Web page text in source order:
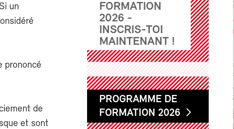
un
prononcé
de
et sont
FORMATION
2026 -
INSCRIS-TOI
MAINTENANT !
PROGRAMME DE
FORMATION 2026